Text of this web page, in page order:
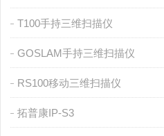
T100手持三维扫描仪
GOSLAM手持三维扫描仪
RS100移动三维扫描仪
拓普康IP-S3